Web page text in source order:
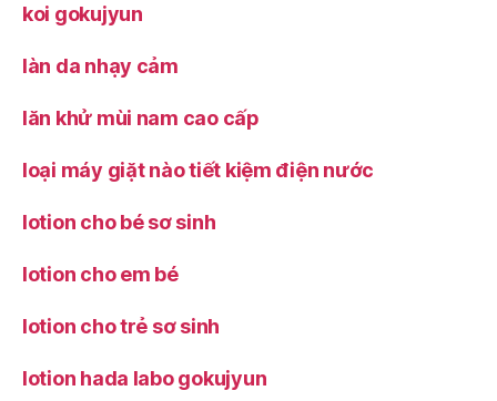
koi gokujyun
làn da nhạy cảm
lăn khử mùi nam cao cấp
loại máy giặt nào tiết kiệm điện nước
lotion cho bé sơ sinh
lotion cho em bé
lotion cho trẻ sơ sinh
lotion hada labo gokujyun